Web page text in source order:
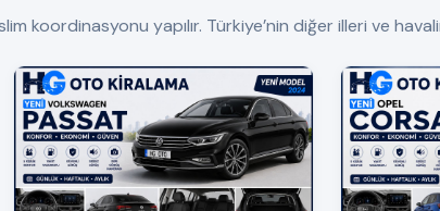
koordinasyonu yapılır. Türkiye’nin diğer illeri ve